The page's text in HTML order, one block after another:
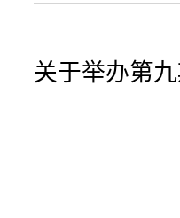
关于举办第